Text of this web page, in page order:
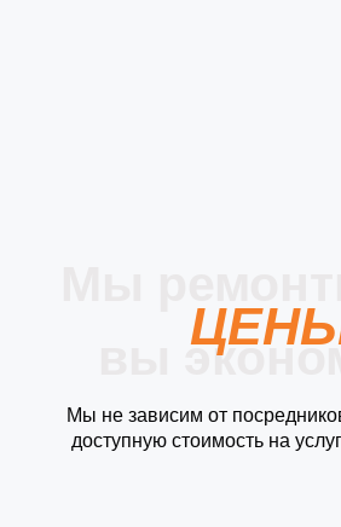
Мы не зависим от
доступную стоимость на
вы